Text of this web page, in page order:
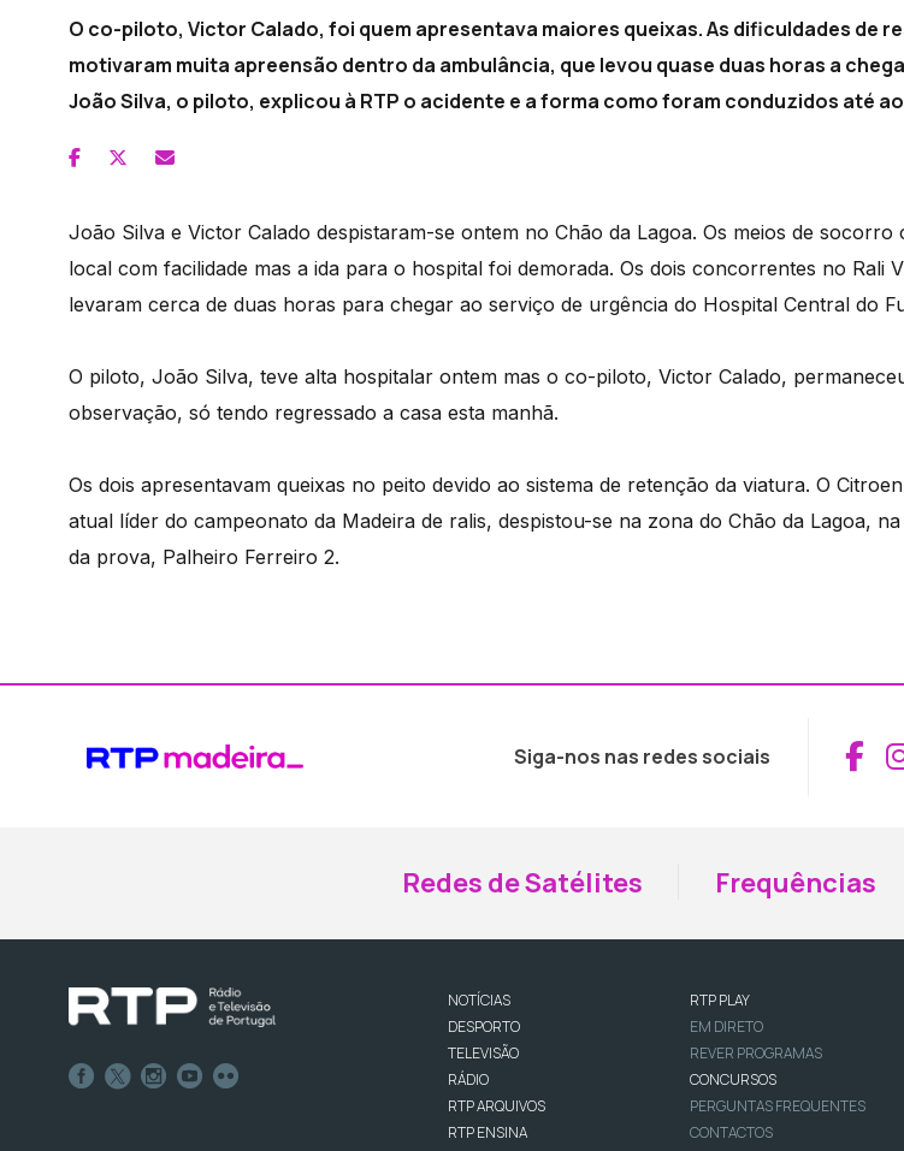
O co-piloto, Victor Calado, foi quem apresentava maiores queixas. As dificuldades de
motivaram muita apreensão dentro da ambulância, que levou quase duas horas a
João Silva, o piloto, explicou à RTP o acidente e a forma como foram conduzidos até
João Silva e Victor Calado despistaram-se ontem no Chão da Lagoa. Os meios de socorro
local com facilidade mas a ida para o hospital foi demorada. Os dois concorrentes no Rali
levaram cerca de duas horas para chegar ao serviço de urgência do Hospital Central do
O piloto, João Silva, teve alta hospitalar ontem mas o co-piloto, Victor Calado,
observação, só tendo regressado a casa esta manhã.
Os dois apresentavam queixas no peito devido ao sistema de retenção da viatura. O
atual líder do campeonato da Madeira de ralis, despistou-se na zona do Chão da Lagoa,
da prova, Palheiro Ferreiro 2.
Siga-nos nas redes sociais
Redes de Satélites Frequências
NOTÍCIAS
DESPORTO
TELEVISÃO
RÁDIO
RTP ARQUIVOS
RTP ENSINA
RTP PLAY
EM DIRETO
REVER PROGRAMAS
CONCURSOS
PERGUNTAS FREQUENTES
CONTACTOS